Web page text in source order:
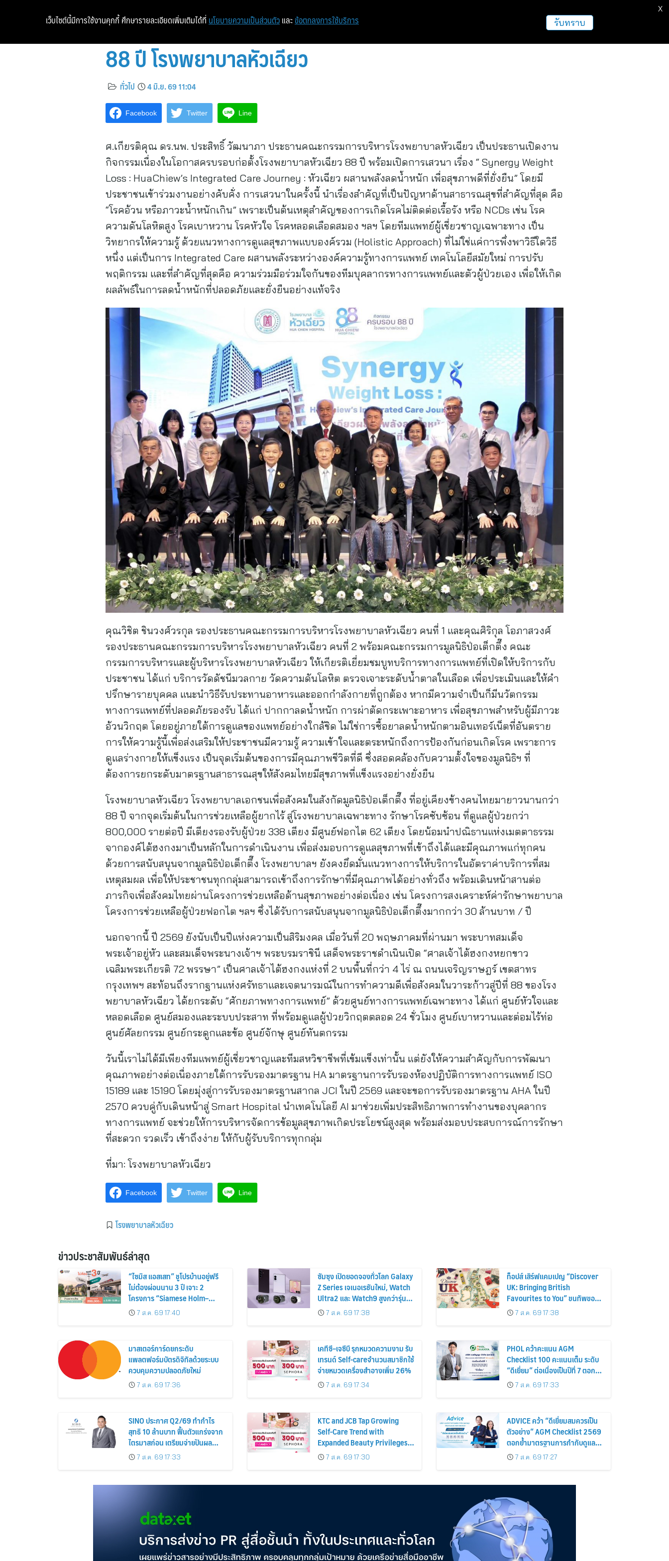
88 ปี โรงพยาบาลหัวเฉียว
ทั่วไป 4 มิ.ย. 69 11:04
Facebook Twitter Line
ศ.เกียรติคุณ ดร.นพ. ประสิทธิ์ วัฒนาภา ประธานคณะกรรมการบริหารโรงพยาบาลหัวเฉียว เป็นประธานเปิดงาน
กิจกรรมเนื่องในโอกาสครบรอบก่อตั้งโรงพยาบาลหัวเฉียว 88 ปี พร้อมเปิดการเสวนา เรื่อง “ Synergy Weight
Loss : HuaChiew’s Integrated Care Journey : หัวเฉียว ผสานพลังลดน้ำหนัก เพื่อสุขภาพดีที่ยั่งยืน” โดยมี
ประชาชนเข้าร่วมงานอย่างคับคั่ง การเสวนาในครั้งนี้ นำเรื่องสำคัญที่เป็นปัญหาด้านสาธารณสุขที่สำคัญที่สุด คือ
“โรคอ้วน หรือภาวะน้ำหนักเกิน” เพราะเป็นต้นเหตุสำคัญของการเกิดโรคไม่ติดต่อเรื้อรัง หรือ NCDs เช่น โรค
ความดันโลหิตสูง โรคเบาหวาน โรคหัวใจ โรคหลอดเลือดสมอง ฯลฯ โดยทีมแพทย์ผู้เชี่ยวชาญเฉพาะทาง เป็น
วิทยากรให้ความรู้ ด้วยแนวทางการดูแลสุขภาพแบบองค์รวม (Holistic Approach) ที่ไม่ใช่แค่การพึ่งพาวิธีใดวิธี
หนึ่ง แต่เป็นการ Integrated Care ผสานพลังระหว่างองค์ความรู้ทางการแพทย์ เทคโนโลยีสมัยใหม่ การปรับ
พฤติกรรม และที่สำคัญที่สุดคือ ความร่วมมือร่วมใจกันของทีมบุคลากรทางการแพทย์และตัวผู้ป่วยเอง เพื่อให้เกิด
ผลลัพธ์ในการลดน้ำหนักที่ปลอดภัยและยั่งยืนอย่างแท้จริง
คุณวิชิต ชินวงศ์วรกุล รองประธานคณะกรรมการบริหารโรงพยาบาลหัวเฉียว คนที่ 1 และคุณศิริกุล โอภาสวงศ์
รองประธานคณะกรรมการบริหารโรงพยาบาลหัวเฉียว คนที่ 2 พร้อมคณะกรรมการมูลนิธิป่อเต็กตึ๊ง คณะ
กรรมการบริหารและผู้บริหารโรงพยาบาลหัวเฉียว ให้เกียรติเยี่ยมชมบูทบริการทางการแพทย์ที่เปิดให้บริการกับ
ประชาชน ได้แก่ บริการวัดดัชนีมวลกาย วัดความดันโลหิต ตรวจเจาะระดับน้ำตาลในเลือด เพื่อประเมินและให้คำ
ปรึกษารายบุคคล แนะนำวิธีรับประทานอาหารและออกกำลังกายที่ถูกต้อง หากมีความจำเป็นก็มีนวัตกรรม
ทางการแพทย์ที่ปลอดภัยรองรับ ได้แก่ ปากกาลดน้ำหนัก การผ่าตัดกระเพาะอาหาร เพื่อสุขภาพสำหรับผู้มีภาวะ
อ้วนวิกฤต โดยอยู่ภายใต้การดูแลของแพทย์อย่างใกล้ชิด ไม่ใช่การซื้อยาลดน้ำหนักตามอินเทอร์เน็ตที่อันตราย
การให้ความรู้นี้เพื่อส่งเสริมให้ประชาชนมีความรู้ ความเข้าใจและตระหนักถึงการป้องกันก่อนเกิดโรค เพราะการ
ดูแลร่างกายให้แข็งแรง เป็นจุดเริ่มต้นของการมีคุณภาพชีวิตที่ดี ซึ่งสอดคล้องกับความตั้งใจของมูลนิธิฯ ที่
ต้องการยกระดับมาตรฐานสาธารณสุขให้สังคมไทยมีสุขภาพที่แข็งแรงอย่างยั่งยืน
โรงพยาบาลหัวเฉียว โรงพยาบาลเอกชนเพื่อสังคมในสังกัดมูลนิธิป่อเต็กตึ๊ง ที่อยู่เคียงข้างคนไทยมายาวนานกว่า
88 ปี จากจุดเริ่มต้นในการช่วยเหลือผู้ยากไร้ สู่โรงพยาบาลเฉพาะทาง รักษาโรคซับซ้อน ที่ดูแลผู้ป่วยกว่า
800,000 รายต่อปี มีเตียงรองรับผู้ป่วย 338 เตียง มีศูนย์ฟอกไต 62 เตียง โดยน้อมนำปณิธานแห่งเมตตาธรรม
จากองค์ไต้ฮงกงมาเป็นหลักในการดำเนินงาน เพื่อส่งมอบการดูแลสุขภาพที่เข้าถึงได้และมีคุณภาพแก่ทุกคน
ด้วยการสนับสนุนจากมูลนิธิป่อเต็กตึ๊ง โรงพยาบาลฯ ยังคงยึดมั่นแนวทางการให้บริการในอัตราค่าบริการที่สม
เหตุสมผล เพื่อให้ประชาชนทุกกลุ่มสามารถเข้าถึงการรักษาที่มีคุณภาพได้อย่างทั่วถึง พร้อมเดินหน้าสานต่อ
ภารกิจเพื่อสังคมไทยผ่านโครงการช่วยเหลือด้านสุขภาพอย่างต่อเนื่อง เช่น โครงการสงเคราะห์ค่ารักษาพยาบาล
โครงการช่วยเหลือผู้ป่วยฟอกไต ฯลฯ ซึ่งได้รับการสนับสนุนจากมูลนิธิป่อเต็กตึ๊งมากกว่า 30 ล้านบาท / ปี
นอกจากนี้ ปี 2569 ยังนับเป็นปีแห่งความเป็นสิริมงคล เมื่อวันที่ 20 พฤษภาคมที่ผ่านมา พระบาทสมเด็จ
พระเจ้าอยู่หัว และสมเด็จพระนางเจ้าฯ พระบรมราชินี เสด็จพระราชดำเนินเปิด “ศาลเจ้าไต้ฮงกงหยกขาว
เฉลิมพระเกียรติ 72 พรรษา” เป็นศาลเจ้าไต้ฮงกงแห่งที่ 2 บนพื้นที่กว่า 4 ไร่ ณ ถนนเจริญราษฎร์ เขตสาทร
กรุงเทพฯ สะท้อนถึงรากฐานแห่งศรัทธาและเจตนารมณ์ในการทำความดีเพื่อสังคมในวาระก้าวสู่ปีที่ 88 ของโรง
พยาบาลหัวเฉียว ได้ยกระดับ “ศักยภาพทางการแพทย์” ด้วยศูนย์ทางการแพทย์เฉพาะทาง ได้แก่ ศูนย์หัวใจและ
หลอดเลือด ศูนย์สมองและระบบประสาท ที่พร้อมดูแลผู้ป่วยวิกฤตตลอด 24 ชั่วโมง ศูนย์เบาหวานและต่อมไร้ท่อ
ศูนย์ศัลยกรรม ศูนย์กระดูกและข้อ ศูนย์จักษุ ศูนย์ทันตกรรม
วันนี้เราไม่ได้มีเพียงทีมแพทย์ผู้เชี่ยวชาญและทีมสหวิชาชีพที่เข้มแข็งเท่านั้น แต่ยังให้ความสำคัญกับการพัฒนา
คุณภาพอย่างต่อเนื่องภายใต้การรับรองมาตรฐาน HA มาตรฐานการรับรองห้องปฏิบัติการทางการแพทย์ ISO
15189 และ 15190 โดยมุ่งสู่การรับรองมาตรฐานสากล JCI ในปี 2569 และจะขอการรับรองมาตรฐาน AHA ในปี
2570 ควบคู่กับเดินหน้าสู่ Smart Hospital นำเทคโนโลยี AI มาช่วยเพิ่มประสิทธิภาพการทำงานของบุคลากร
ทางการแพทย์ จะช่วยให้การบริหารจัดการข้อมูลสุขภาพเกิดประโยชน์สูงสุด พร้อมส่งมอบประสบการณ์การรักษา
ที่สะดวก รวดเร็ว เข้าถึงง่าย ให้กับผู้รับบริการทุกกลุ่ม
ที่มา: โรงพยาบาลหัวเฉียว
Facebook Twitter Line
โรงพยาบาลหัวเฉียว
ข่าวประชาสัมพันธ์ล่าสุด
“ไซมิส แอสเสท” ชูโปรบ้านอยู่ฟรี
ไม่ต้องผ่อนนาน 3 ปี เจาะ 2
โครงการ “Siamese Holm–
Siamese Blossom” พร้อม
ส่วนลดและสิทธิพิเศษถึง 31
7 ส.ค. 69 17:40
ซัมซุง เปิดยอดจองทั่วโลก Galaxy
Z Series เจเนอเรชันใหม่, Watch
Ultra2 และ Watch9 สูงกว่ารุ่น
ก่อนหน้ากว่า 30%
7 ส.ค. 69 17:38
ท็อปส์ เสิร์ฟแคมเปญ “Discover
UK: Bringing British
Favourites to You” ขนทัพของ
อร่อยและไอเท็มฮิตจากสหราช
อาณาจักร ส่งตรงถึงมือตั้งแต่วัน
7 ส.ค. 69 17:38
มาสเตอร์การ์ดยกระดับ
แพลตฟอร์มบัตรดิจิทัลด้วยระบบ
ควบคุมความปลอดภัยใหม่
7 ส.ค. 69 17:36
เคทีซี–เจซีบี รุกหมวดความงาม รับ
เทรนด์ Self-careจำนวนสมาชิกใช้
จ่ายหมวดเครื่องสำอางเพิ่ม 26%
7 ส.ค. 69 17:34
PHOL คว้าคะแนน AGM
Checklist 100 คะแนนเต็ม ระดับ
“ดีเยี่ยม” ต่อเนื่องเป็นปีที่ 7 ตอกย้ำ
การดำเนินธุรกิจตามหลักธรรมาภิ
บาล โปร่งใส สร้างความเชื่อมั่นผู้
7 ส.ค. 69 17:33
SINO ประกาศ Q2/69 ทำกำไร
สุทธิ 10 ล้านบาท ฟื้นตัวแกร่งจาก
ไตรมาสก่อน เตรียมจ่ายปันผล
ระหว่างกาล 0.014423 บาทต่อหุ้น
ครึ่งปีหลังมุ่งเติบโตต่อเนื่อง
7 ส.ค. 69 17:33
KTC and JCB Tap Growing
Self-Care Trend with
Expanded Beauty Privileges
Number of KTC JCB
Cardmembers Spending on
7 ส.ค. 69 17:30
ADVICE คว้า “ดีเยี่ยมสมควรเป็น
ตัวอย่าง” AGM Checklist 2569
ตอกย้ำมาตรฐานการกำกับดูแล
กิจการที่ดี
7 ส.ค. 69 17:27
เว็บไซต์นี้มีการใช้งานคุกกี้ ศึกษารายละเอียดเพิ่มเติมได้ที่ นโยบายความเป็นส่วนตัว และ ข้อตกลงการใช้บริการ รับทราบ
X